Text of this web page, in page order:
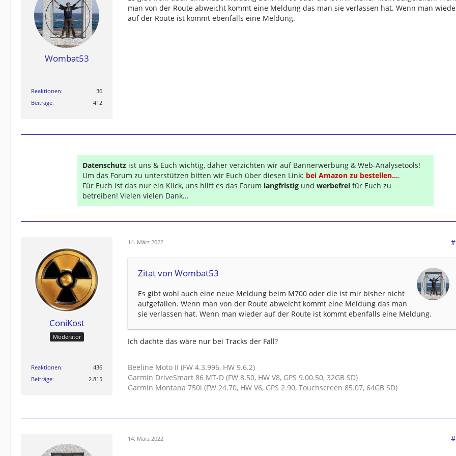
Wombat53
Reaktionen
36
Beiträge
412
man von der Route abweicht kommt eine Meldung das man sie verlassen hat. Wenn man
auf der Route ist kommt ebenfalls eine Meldung.
Datenschutz ist uns & Euch wichtig, daher verzichten wir auf Bannerwerbung & Web-Analysetools!
Um das Forum zu unterstützen bitten wir Euch über diesen Link: bei Amazon zu bestellen....
Für Euch ist das nur ein Klick, uns hilft es das Forum langfristig und werbefrei für Euch zu
betreiben! Vielen vielen Dank...
ConiKost
Moderator
Reaktionen
436
Beiträge
2.815
14. März 2022
Zitat von Wombat53
Es gibt wohl auch eine neue Meldung beim M700 oder die ist mir bisher nicht
aufgefallen. Wenn man von der Route abweicht kommt eine Meldung das man
sie verlassen hat. Wenn man wieder auf der Route ist kommt ebenfalls eine Meldung.
Ich dachte das wäre nur bei Tracks der Fall?
Beeline Moto II (FW 4.3.996, HW 9.6.2)
Garmin DriveSmart 86 MT-D (FW 8.50, HW V8, GPS 9.00.50, 32GB SD)
Garmin Montana 750i (FW 24.70, HW V6, GPS 2.90, Touchscreen 85.07, 64GB SD)
14. März 2022